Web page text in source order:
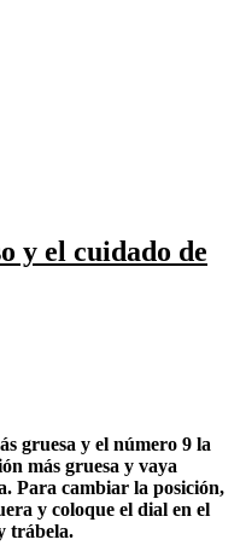
y el cuidado de
gruesa y el número 9 la
más gruesa y vaya
Para cambiar la posición,
y coloque el dial en el
trábela.